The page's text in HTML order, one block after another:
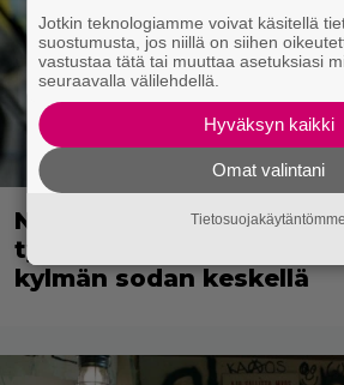
Nyt suoratoistossa: Guy
tyylikäs vakoojaleffa –
kylmän sodan keskellä
Jotkin teknologiamme voivat käsitellä
suostumusta, jos niillä on siihen
vastustaa tätä tai muuttaa asetuksiasi
seuraavalla välilehdellä.
Hyväksyn kaikki
Omat valintani
Tietosuojakäytäntömme